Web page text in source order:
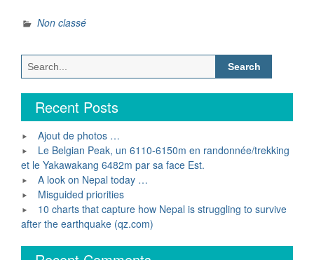
Non classé
Search
for:
Recent Posts
Ajout de photos …
Le Belgian Peak, un 6110-6150m en randonnée/trekking
et le Yakawakang 6482m par sa face Est.
A look on Nepal today …
Misguided priorities
10 charts that capture how Nepal is struggling to survive
after the earthquake (qz.com)